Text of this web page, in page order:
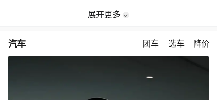
展开更多
汽车 团车 选车 降价